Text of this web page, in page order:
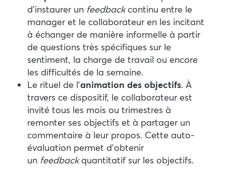
d’instaurer un feedbackcontinu entre le
manager et le collaborateur en les incitant
à échanger de manière informelle à partir
de questions très spécifiques sur le
sentiment, la charge de travail ou encore
les difficultés de la semaine.
Le rituel de l’animation des objectifs. À
travers ce dispositif, le collaborateur est
invité tous les mois ou trimestres à
remonter ses objectifs et à partager un
commentaire à leur propos. Cette auto-
évaluation permet d’obtenir
un feedbackquantitatif sur les objectifs.